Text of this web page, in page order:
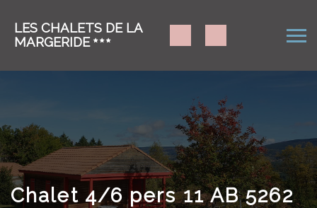
LES CHALETS DE LA
MARGERIDE
Chalet 4/6 pers 11 AB 5262